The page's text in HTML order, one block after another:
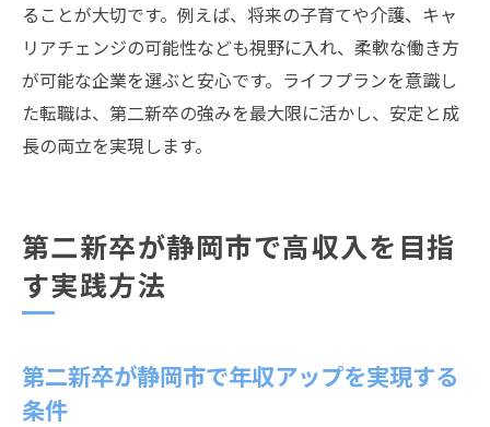
ることが大切です。例えば、将来の子育てや介護、キャ
リアチェンジの可能性なども視野に入れ、柔軟な働き方
が可能な企業を選ぶと安心です。ライフプランを意識し
た転職は、第二新卒の強みを最大限に活かし、安定と成
長の両立を実現します。
第二新卒が静岡市で高収入を目指
す実践方法
第二新卒が静岡市で年収アップを実現する
条件